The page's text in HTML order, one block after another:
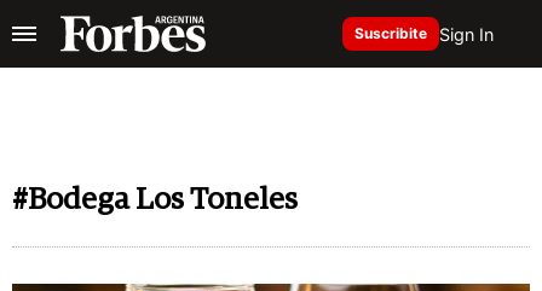
Suscribite Sign In
#Bodega Los Toneles